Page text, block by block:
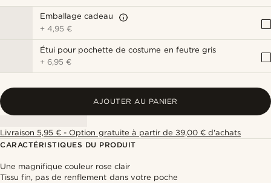
Emballage cadeau
+4,95 €
Étui pour pochette de costume en feutre gris
+6,95 €
AJOUTER AU PANIER
Livraison 5,95 € - Option gratuite à partir de 39,00 € d'achats
CARACTÉRISTIQUES DU PRODUIT
Une magnifique couleur rose clair
Tissu fin, pas de renflement dans votre poche